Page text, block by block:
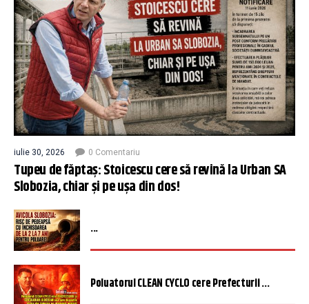
iulie 30, 2026 0 Comentariu
Tupeu de făptaș: Stoicescu cere să revină la Urban SA
Slobozia, chiar și pe ușa din dos!
...
Poluatorul CLEAN CYCLO cere Prefecturii ...